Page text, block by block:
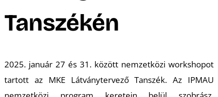
Tanszékén
2025. január 27 és 31. között nemzetközi workshopot
tartott az MKE Látványtervező Tanszék. Az IPMAU